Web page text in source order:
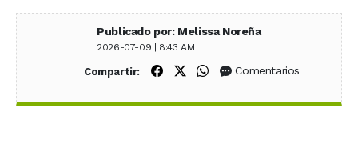
Publicado por: Melissa Noreña
2026-07-09 | 8:43 AM
Compartir: Compartir en Facebook
Compartir en X (Twitter)
Compartir en WhatsApp
Comentarios